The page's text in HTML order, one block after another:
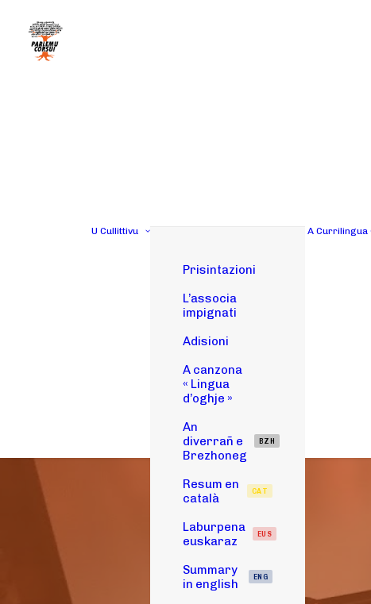
U Cullittivu
Prisintazioni
L’associa
impignati
Adisioni
A canzona
« Lingua
d’oghje »
An
diverrañ e
Brezhoneg
BZH
Resum en
català
CAT
Laburpena
euskaraz
EUS
Summary
in english
ENG
A Currilingua